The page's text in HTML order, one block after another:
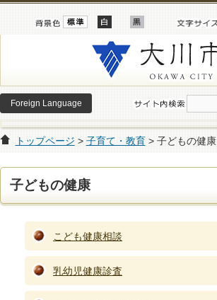
Foreign Language
トップページ > 子育て・教育> 子どもの健康
子どもの健康
こども健康相談
乳幼児健康診査